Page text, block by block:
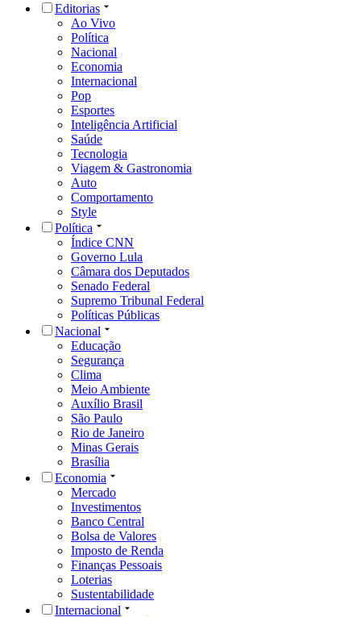
Editorias
Ao Vivo
Política
Nacional
Economia
Internacional
Pop
Esportes
Inteligência Artificial
Saúde
Tecnologia
Viagem & Gastronomia
Auto
Comportamento
Style
Política
Índice CNN
Governo Lula
Câmara dos Deputados
Senado Federal
Supremo Tribunal Federal
Políticas Públicas
Nacional
Educação
Segurança
Clima
Meio Ambiente
Auxílio Brasil
São Paulo
Rio de Janeiro
Minas Gerais
Brasília
Economia
Mercado
Investimentos
Banco Central
Bolsa de Valores
Imposto de Renda
Finanças Pessoais
Loterias
Sustentabilidade
Internacional